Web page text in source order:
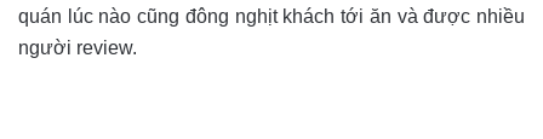
quán lúc nào cũng đông nghịt khách tới ăn và được nhiều
người review.